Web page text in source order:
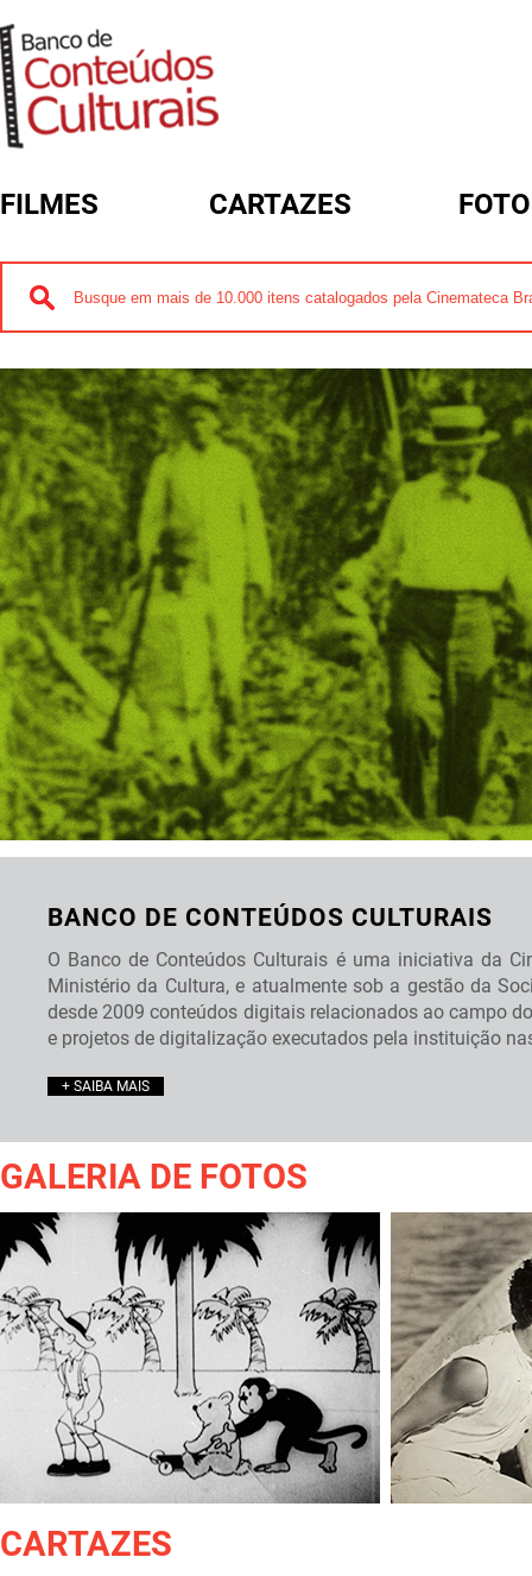
FILMES CARTAZES
FORMULÁRIO DE BUSCA
BANCO DE CONTEÚDOS CULTURAIS
O Banco de Conteúdos Culturais é uma iniciativa da
Ministério da Cultura, e atualmente sob a gestão da
desde 2009 conteúdos digitais relacionados ao campo
e projetos de digitalização executados pela instituição
+ SAIBA MAIS
GALERIA DE FOTOS
CARTAZES